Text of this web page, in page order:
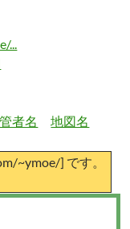
...
者名
地図名
~ymoe/] です。